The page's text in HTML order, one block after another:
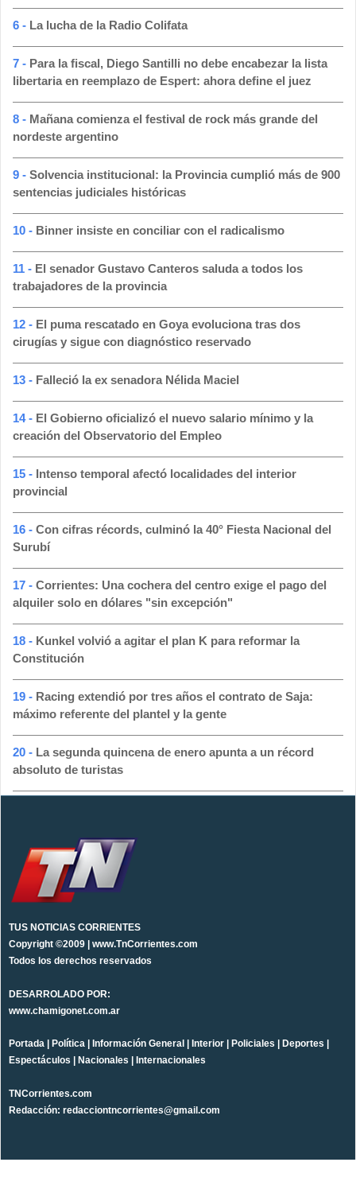
6 - La lucha de la Radio Colifata
7 - Para la fiscal, Diego Santilli no debe encabezar la lista
libertaria en reemplazo de Espert: ahora define el juez
8 - Mañana comienza el festival de rock más grande del
nordeste argentino
9 - Solvencia institucional: la Provincia cumplió más de 900
sentencias judiciales históricas
10 - Binner insiste en conciliar con el radicalismo
11 - El senador Gustavo Canteros saluda a todos los
trabajadores de la provincia
12 - El puma rescatado en Goya evoluciona tras dos
cirugías y sigue con diagnóstico reservado
13 - Falleció la ex senadora Nélida Maciel
14 - El Gobierno oficializó el nuevo salario mínimo y la
creación del Observatorio del Empleo
15 - Intenso temporal afectó localidades del interior
provincial
16 - Con cifras récords, culminó la 40° Fiesta Nacional del
Surubí
17 - Corrientes: Una cochera del centro exige el pago del
alquiler solo en dólares "sin excepción"
18 - Kunkel volvió a agitar el plan K para reformar la
Constitución
19 - Racing extendió por tres años el contrato de Saja:
máximo referente del plantel y la gente
20 - La segunda quincena de enero apunta a un récord
absoluto de turistas
TUS NOTICIAS CORRIENTES
Copyright ©2009 | www.TnCorrientes.com
Todos los derechos reservados
DESARROLADO POR:
www.chamigonet.com.ar
Portada Política Información General Interior Policiales Deportes
Espectáculos
Nacionales Internacionales
TNCorrientes.com
Redacción: redacciontncorrientes@gmail.com